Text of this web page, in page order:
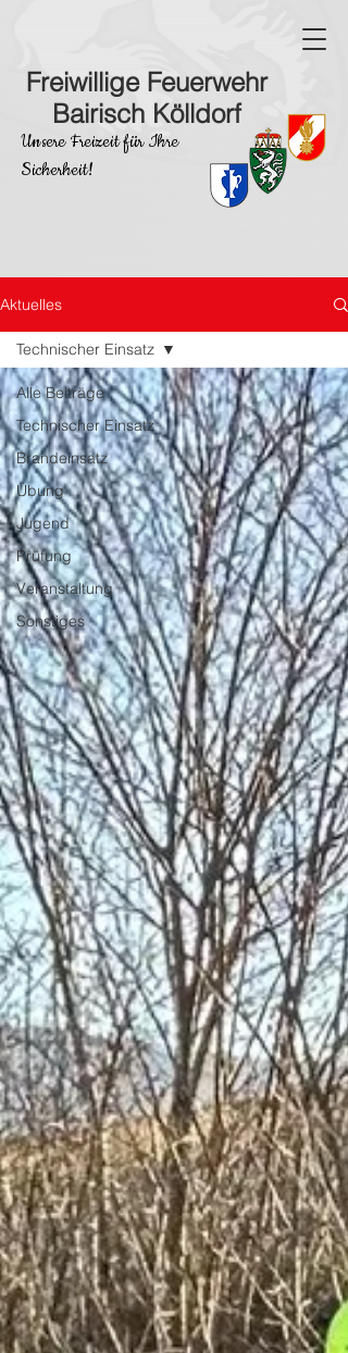
Freiwillige Feuerwehr
Bairisch Kölldorf
Unsere Freizeit für Ihre
Sicherheit!
Aktuelles
Alle Beiträge
Technischer Einsatz
Brandeinsatz
Übung
Jugend
Prüfung
Veranstaltung
Sonstiges
Technischer Einsatz